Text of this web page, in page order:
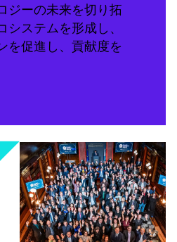
ジーの未来を切り拓
システムを形成し、
を促進し、貢献度を